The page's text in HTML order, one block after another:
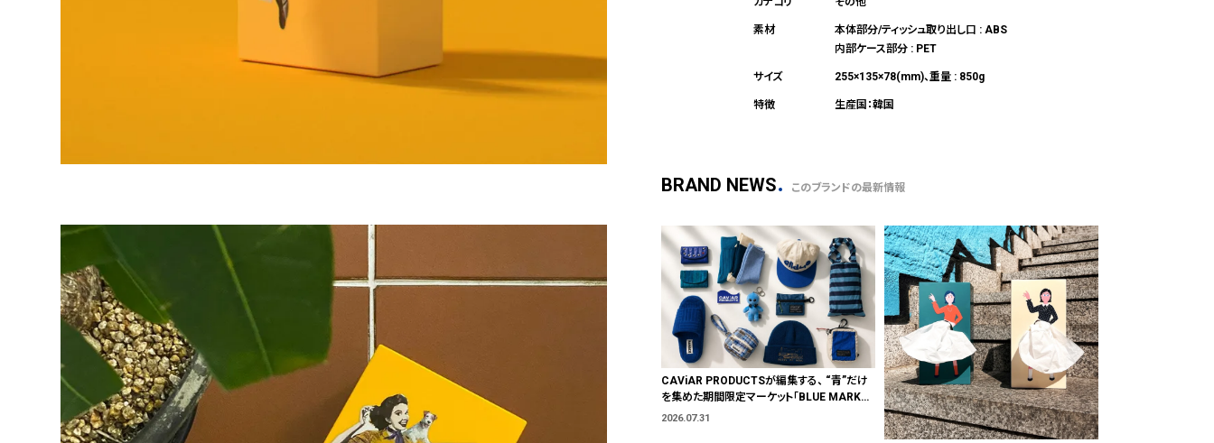
本体部分/ティッシュ取り出し口 : ABS
内部ケース部分 : PET
255×135×78(mm)、重量 : 850g
生産国：韓国
BRAND NEWS このブランドの最新情報
CAViAR PRODUCTSが編集する、 “青”だけ
を集めた期間限定マーケット「BLUE MARKE
T」が横浜に。ブランドではなく、"色"から出会
2026.07.31